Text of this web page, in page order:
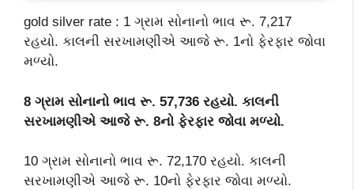
gold silver rate : 1 ગ્રામ સોનાનો ભાવ રૂ. 7,217
રહયો. કાલની સરખામણીએ આજે રૂ. 1નો ફેરફાર જોવા
મળ્યો.
8 ગ્રામ સોનાનો ભાવ રૂ. 57,736 રહયો. કાલની
સરખામણીએ આજે રૂ. 8નો ફેરફાર જોવા મળ્યો.
10 ગ્રામ સોનાનો ભાવ રૂ. 72,170 રહયો. કાલની
સરખામણીએ આજે રૂ. 10નો ફેરફાર જોવા મળ્યો.